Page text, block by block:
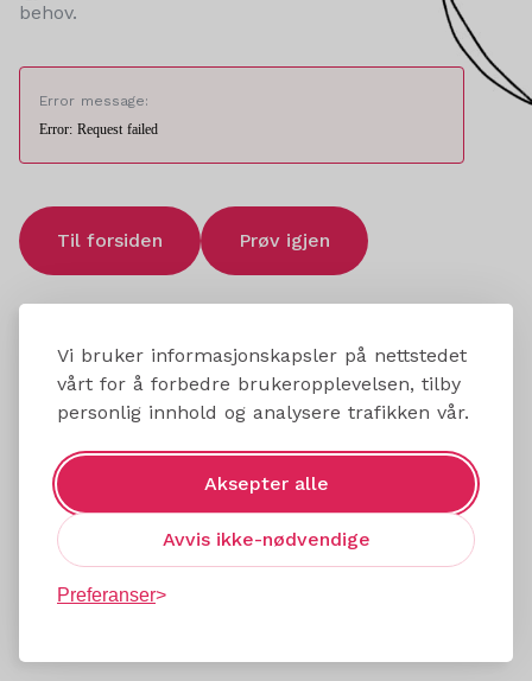
Vi bruker informasjonskapsler på nettstedet
vårt for å forbedre brukeropplevelsen, tilby
personlig innhold og analysere trafikken vår.
Aksepter alle
Avvis ikke-nødvendige
Preferanser
behov.
Error message:
Error: Request failed
Til forsiden Prøv igjen